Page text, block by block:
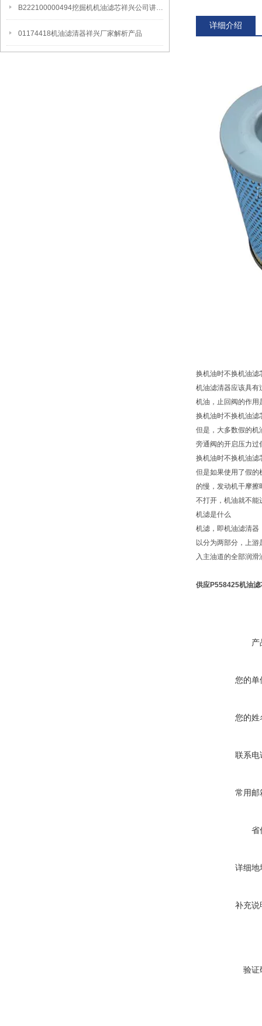
B222100000494挖掘机机油滤芯祥兴公司讲解产品更换周期
01174418机油滤清器祥兴厂家解析产品
详细介绍
换机油时不换机油滤
机油滤清器应该具有
机油，止回阀的作用
换机油时不换机油滤
但是，大多数假的机
旁通阀的开启压力过
换机油时不换机油滤
但是如果使用了假的
的慢，发动机干摩擦
不打开，机油就不能
机滤是什么
机滤，即机油滤清器
以分为两部分，上
入主油道的全部润
供应P558425机油
产
您的单
您的姓
联系电
常用邮
省
详细地
补充说
验证